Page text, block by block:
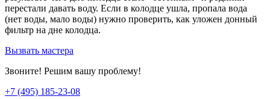
перестали давать воду. Если в колодце ушла, пропала вода
(нет воды, мало воды) нужно проверить, как уложен донный
фильтр на дне колодца.
Вызвать мастера
Звоните! Решим вашу проблему!
+7 (495) 185-23-08